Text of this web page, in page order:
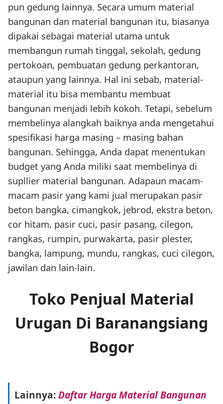
pun gedung lainnya. Secara umum material
bangunan dan material bangunan itu, biasanya
dipakai sebagai material utama untuk
membangun rumah tinggal, sekolah, gedung
pertokoan, pembuatan gedung perkantoran,
ataupun yang lainnya. Hal ini sebab, material-
material itu bisa membantu membuat
bangunan menjadi lebih kokoh. Tetapi, sebelum
membelinya alangkah baiknya anda mengetahui
spesifikasi harga masing – masing bahan
bangunan. Sehingga, Anda dapat menentukan
budget yang Anda miliki saat membelinya di
supllier material bangunan. Adapaun macam-
macam pasir yang kami jual merupakan pasir
beton bangka, cimangkok, jebrod, ekstra beton,
cor hitam, pasir cuci, pasir pasang, cilegon,
rangkas, rumpin, purwakarta, pasir plester,
bangka, lampung, mundu, rangkas, cuci cilegon,
jawilan dan lain-lain.
Toko Penjual Material
Urugan Di Baranangsiang
Bogor
Lainnya:Daftar Harga Material Bangunan